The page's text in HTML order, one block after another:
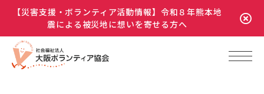
【災害支援・ボランティア活動情報】令和８年熊本地
震による被災地に想いを寄せる方へ